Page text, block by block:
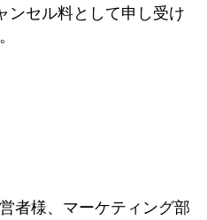
ンセル料として申し受け
者様、マーケティング部